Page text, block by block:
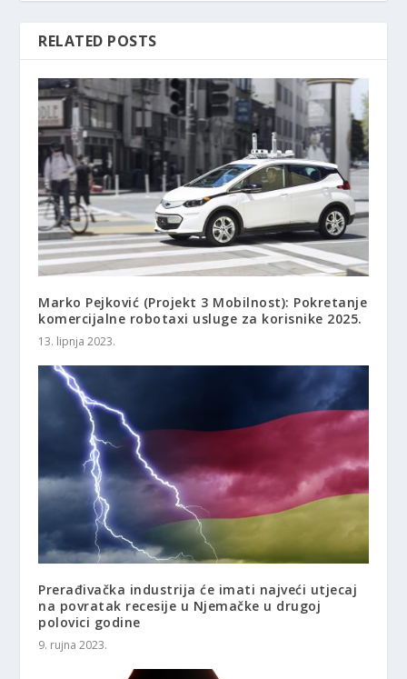
RELATED POSTS
Marko Pejković (Projekt 3 Mobilnost): Pokretanje
komercijalne robotaxi usluge za korisnike 2025.
13. lipnja 2023.
Prerađivačka industrija će imati najveći utjecaj
na povratak recesije u Njemačke u drugoj
polovici godine
9. rujna 2023.